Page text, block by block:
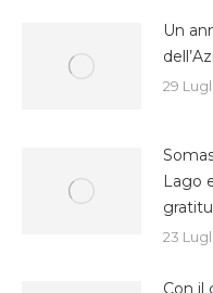
Un
29
Lago
23
Con il